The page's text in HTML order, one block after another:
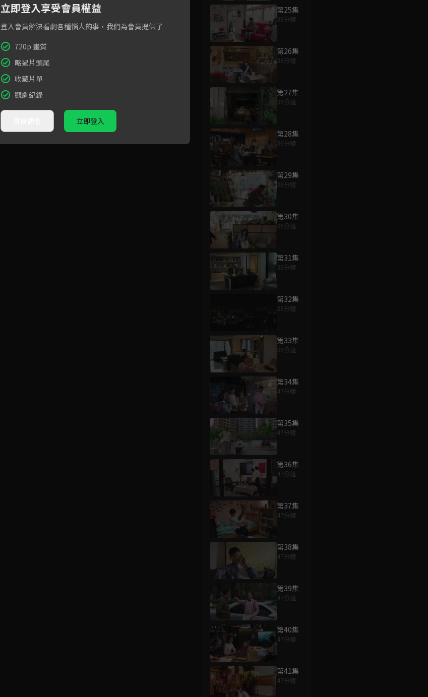
第25集
36分鐘
第26集
36分鐘
第27集
36分鐘
第28集
36分鐘
第29集
36分鐘
第30集
36分鐘
第31集
36分鐘
第32集
36分鐘
第33集
36分鐘
第34集
47分鐘
第35集
47分鐘
第36集
47分鐘
第37集
47分鐘
第38集
47分鐘
第39集
47分鐘
第40集
47分鐘
第41集
47分鐘
立即登入享受會員權益
登入會員解決看劇各種惱人的事，我們為會員提供了
720p 畫質
略過片頭尾
收藏片單
觀劇紀錄
立即登入